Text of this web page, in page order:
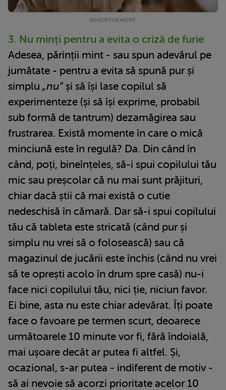
3. Nu minți pentru a evita o criză de furie
Adesea, părinții mint - sau spun adevărul pe
jumătate - pentru a evita să spună pur și
simplu „nu”și să își lase copilul să
experimenteze (și să își exprime, probabil
sub formă de tantrum) dezamăgirea sau
frustrarea. Există momente în care o mică
minciună este în regulă? Da. Din când în
când, poți, bineînțeles, să-i spui copilului tău
mic sau preșcolar că nu mai sunt prăjituri,
chiar dacă știi că mai există o cutie
nedeschisă în cămară. Dar să-i spui copilului
tău că tableta este stricată (când pur și
simplu nu vrei să o folosească) sau că
magazinul de jucării este închis (când nu vrei
să te oprești acolo în drum spre casă) nu-i
face nici copilului tău, nici ție, niciun favor.
Ei bine, asta nu este chiar adevărat. Îți poate
face o favoare pe termen scurt, deoarece
următoarele 10 minute vor fi, fără îndoială,
mai ușoare decât ar putea fi altfel. Și,
ocazional, s-ar putea - indiferent de motiv -
să ai nevoie să acorzi prioritate acelor 10